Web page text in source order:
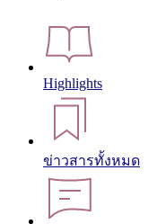
Highlights
ข่าวสารทั้งหมด